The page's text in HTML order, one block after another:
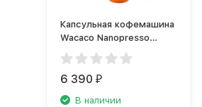
Капсульная кофемашина
Wacaco Nanopresso
WCCN84
6 390₽
В наличии